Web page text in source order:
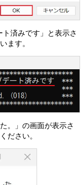
、許諾ソフトウェア
ウェア中の他社製ソ
の通知を行うことが
アおよびバージョン
および原権利者は、
産権を侵害していな
、許諾ソフトウェア
ットワークサービス
原権利者が提供する
ェアまたはネットワ
または中断する場合
、許諾ソフトウェア
に作動することおよ
ト済みです」と表示さ
ます。
。」の画面が表示さ
ださい。